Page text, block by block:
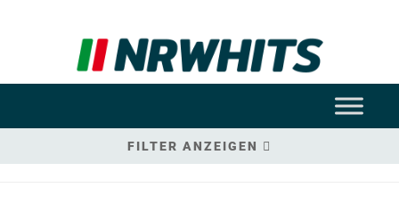
FILTER ANZEIGEN